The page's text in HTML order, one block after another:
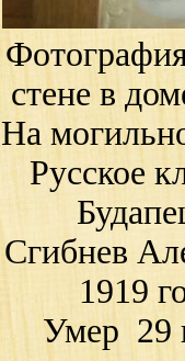
стене в
На
Русское
Сгибнев
1919
Умер 29